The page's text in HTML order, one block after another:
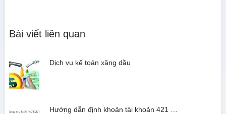
Bài viết liên quan
Dịch vụ kế toán xăng dầu
Hướng dẫn định khoản tài khoản 421 …